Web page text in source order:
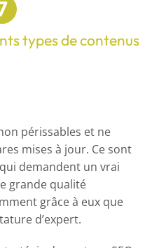
types de contenus
périssables et ne
mises à jour. Ce sont
demandent un vrai
grande qualité
grâce à eux que
d’expert.